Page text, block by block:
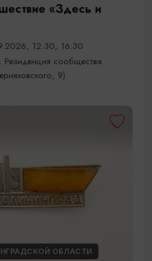
«Здесь и
12:30, 16:30
сообщества
9)
ОБЛАСТИ